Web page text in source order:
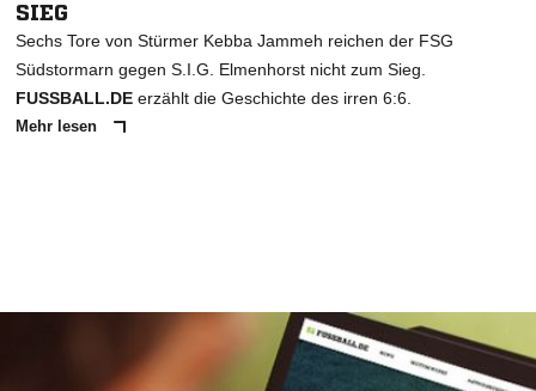
SIEG
Sechs Tore von Stürmer Kebba Jammeh reichen der FSG
Südstormarn gegen S.I.G. Elmenhorst nicht zum Sieg.
FUSSBALL.DE erzählt die Geschichte des irren 6:6.
Mehr lesen